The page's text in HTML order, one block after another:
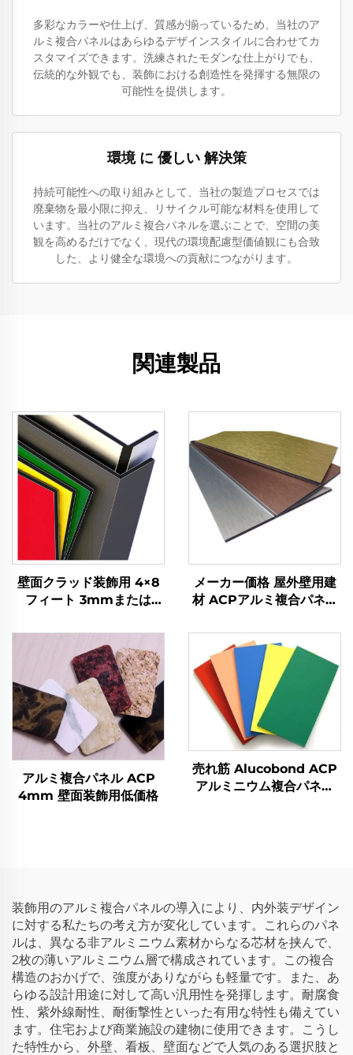
多彩なカラーや仕上げ、質感が揃っているため、当社のア
ルミ複合パネルはあらゆるデザインスタイルに合わせてカ
スタマイズできます。洗練されたモダンな仕上がりでも、
伝統的な外観でも、装飾における創造性を発揮する無限の
可能性を提供します。
環境 に 優しい 解決策
持続可能性への取り組みとして、当社の製造プロセスでは
廃棄物を最小限に抑え、リサイクル可能な材料を使用して
います。当社のアルミ複合パネルを選ぶことで、空間の美
観を高めるだけでなく、現代の環境配慮型価値観にも合致
した、より健全な環境への貢献につながります。
関連製品
壁面クラッド装飾用 4×8
フィート 3mmまたは
ネル
メーカー価格 屋外壁用建
材 ACPアルミ複合パネル
アルミ複合パネル ACP
4mm 壁面装飾用低価格
売れ筋 Alucobond ACP
アルミニウム複合パネル
装飾用のアルミ複合パネルの導入により、内外装デザイン
に対する私たちの考え方が変化しています。これらのパネ
ルは、異なる非アルミニウム素材からなる芯材を挟んで、
2枚の薄いアルミニウム層で構成されています。この複合
構造のおかげで、強度がありながらも軽量です。また、あ
らゆる設計用途に対して高い汎用性を発揮します。耐腐食
性、紫外線耐性、耐衝撃性といった有用な特性も備えてい
ます。住宅および商業施設の建物に使用できます。こうし
た特性から、外壁、看板、壁面などで人気のある選択肢と